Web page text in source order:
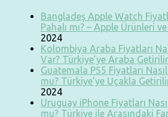
Bangladeş Apple Watch
Pahalı mı? – Apple Ürünleri
2024
Kolombiya Araba Fiyatları
Var? Türkiye’ye Araba
Guatemala PS5 Fiyatları
mu? Türkiye’ye Uçakla
2024
Uruguay iPhone Fiyatları
mu? Türkiye ile Arasındaki